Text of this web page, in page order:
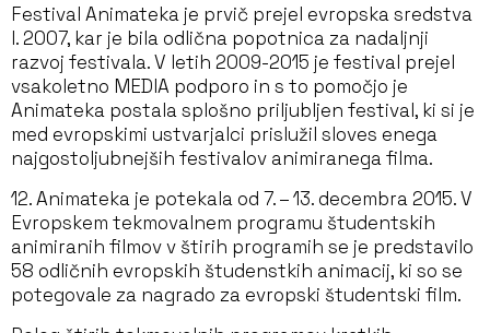
Festival Animateka je prvič prejel evropska sredstva
l. 2007, kar je bila odlična popotnica za nadaljnji
razvoj festivala. V letih 2009-2015 je festival prejel
vsakoletno MEDIA podporo in s to pomočjo je
Animateka postala splošno priljubljen festival, ki si je
med evropskimi ustvarjalci prislužil sloves enega
najgostoljubnejših festivalov animiranega filma.
12. Animateka je potekala od 7. – 13. decembra 2015. V
Evropskem tekmovalnem programu študentskih
animiranih filmov v štirih programih se je predstavilo
58 odličnih evropskih študenstkih animacij, ki so se
potegovale za nagrado za evropski študentski film.